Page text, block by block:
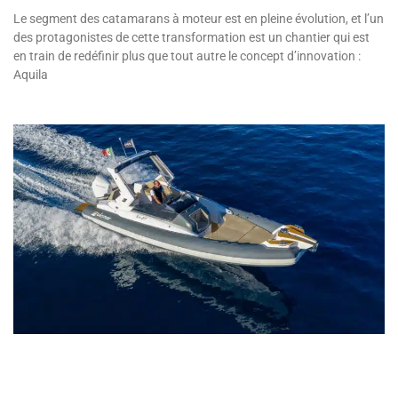
Le segment des catamarans à moteur est en pleine évolution, et l’un
des protagonistes de cette transformation est un chantier qui est
en train de redéfinir plus que tout autre le concept d’innovation :
Aquila